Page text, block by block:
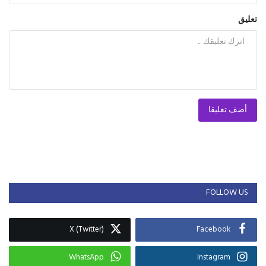
تعليق
أضف تعليقا
FOLLOW US
Facebook
X (Twitter)
Instagram
WhatsApp